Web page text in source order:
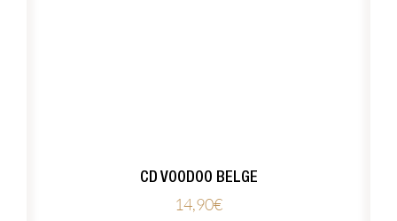
CD VOODOO BELGE
14,90€